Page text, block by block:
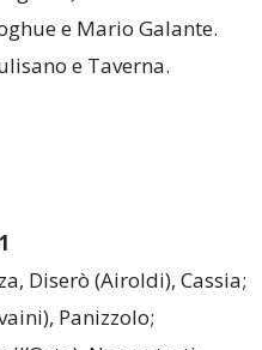
e Mario Galante.
e Taverna.
Diserò (Airoldi), Cassia;
Panizzolo;